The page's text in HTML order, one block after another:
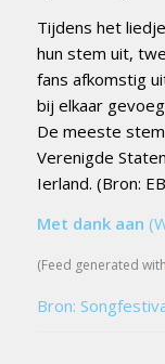
Tijdens het
hun stem uit,
fans afkomstig
bij elkaar
De meeste
Verenigde
Ierland. (Bron:
Met dank aan
(Feed generated with
Bron: